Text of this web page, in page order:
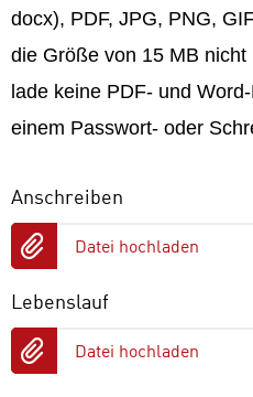
docx), PDF, JPG, PNG,
die Größe von 15 MB
lade keine PDF- und
einem Passwort- oder
Anschreiben
Datei hochladen
Lebenslauf
Datei hochladen